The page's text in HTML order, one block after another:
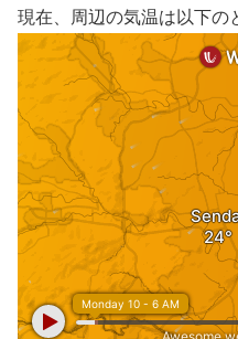
現在、周辺の気温は以下の